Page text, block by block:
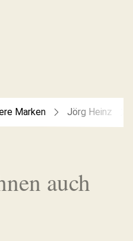
Marken Jörg Heinz
auch